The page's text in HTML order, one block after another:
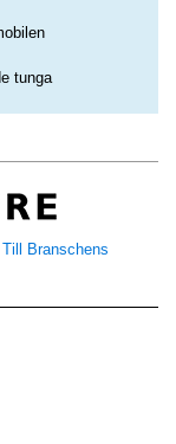
tunga
Till Branschens